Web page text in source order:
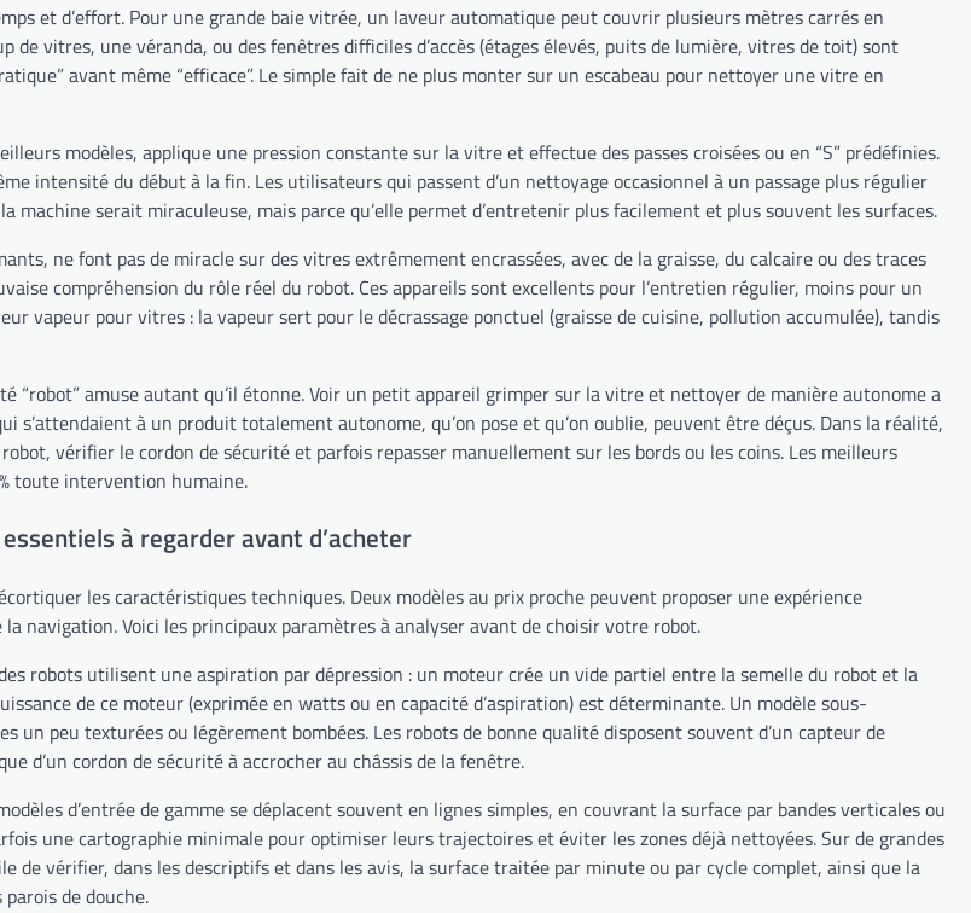
et d’effort. Pour une grande baie vitrée, un laveur automatique peut couvrir plusieurs mètres carrés en
vitres, une véranda, ou des fenêtres difficiles d’accès (étages élevés, puits de lumière, vitres de toit) sont
avant même “efficace”. Le simple fait de ne plus monter sur un escabeau pour nettoyer une vitre en
modèles, applique une pression constante sur la vitre et effectue des passes croisées ou en “S” prédéfinies.
intensité du début à la fin. Les utilisateurs qui passent d’un nettoyage occasionnel à un passage plus régulier
serait miraculeuse, mais parce qu’elle permet d’entretenir plus facilement et plus souvent les surfaces.
ne font pas de miracle sur des vitres extrêmement encrassées, avec de la graisse, du calcaire ou des traces
compréhension du rôle réel du robot. Ces appareils sont excellents pour l’entretien régulier, moins pour un
vapeur pour vitres : la vapeur sert pour le décrassage ponctuel (graisse de cuisine, pollution accumulée), tandis
“robot” amuse autant qu’il étonne. Voir un petit appareil grimper sur la vitre et nettoyer de manière autonome a
à un produit totalement autonome, qu’on pose et qu’on oublie, peuvent être déçus. Dans la réalité,
vérifier le cordon de sécurité et parfois repasser manuellement sur les bords ou les coins. Les meilleurs
toute intervention humaine.
à regarder avant d’acheter
les caractéristiques techniques. Deux modèles au prix proche peuvent proposer une expérience
navigation. Voici les principaux paramètres à analyser avant de choisir votre robot.
robots utilisent une aspiration par dépression : un moteur crée un vide partiel entre la semelle du robot et la
de ce moteur (exprimée en watts ou en capacité d’aspiration) est déterminante. Un modèle sous-
peu texturées ou légèrement bombées. Les robots de bonne qualité disposent souvent d’un capteur de
d’un cordon de sécurité à accrocher au châssis de la fenêtre.
d’entrée de gamme se déplacent souvent en lignes simples, en couvrant la surface par bandes verticales ou
une cartographie minimale pour optimiser leurs trajectoires et éviter les zones déjà nettoyées. Sur de grandes
de vérifier, dans les descriptifs et dans les avis, la surface traitée par minute ou par cycle complet, ainsi que la
de douche.